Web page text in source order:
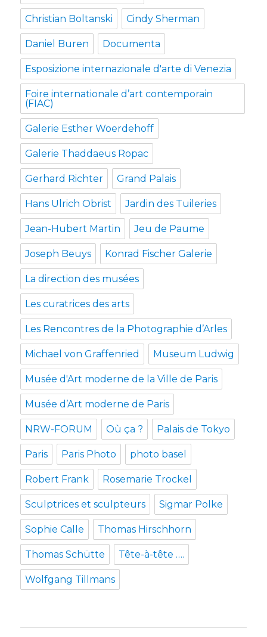
Christian Boltanski Cindy Sherman
Daniel Buren Documenta
Esposizione internazionale d'arte di Venezia
Foire internationale d’art contemporain
(FIAC)
Galerie Esther Woerdehoff
Galerie Thaddaeus Ropac
Gerhard Richter Grand Palais
Hans Ulrich Obrist Jardin des Tuileries
Jean-Hubert Martin Jeu de Paume
Joseph Beuys Konrad Fischer Galerie
La direction des musées
Les curatrices des arts
Les Rencontres de la Photographie d’Arles
Michael von Graffenried Museum Ludwig
Musée d'Art moderne de la Ville de Paris
Musée d’Art moderne de Paris
NRW-FORUM Où ça ? Palais de Tokyo
Paris Paris Photo photo basel
Robert Frank Rosemarie Trockel
Sculptrices et sculpteurs Sigmar Polke
Sophie Calle Thomas Hirschhorn
Thomas Schütte Tête-à-tête ….
Wolfgang Tillmans